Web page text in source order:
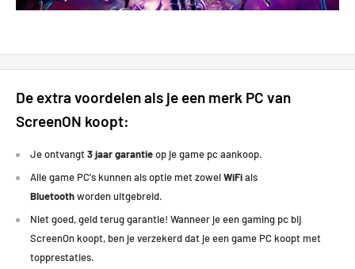
Diablo:70+FPS
Hunt: Showdown:70+ FPS
Lost Ark:130+ FPS
Battlefield 4:150+ FPS
130+ FPS
PUBG: 150+ FPS
Forza Horizon 5:120+ FPS
Deze GamePC met de Nvidia Geforce RTX 3050 is ook uitermate
geschikt op Medium Settings (Medium - 1080p) en behaald daarop
De extra voordelen als je een merk PC van
ScreenON koopt:
Je ontvangt3 jaar garantieop je game pc aankoop.
Alle game PC's kunnen als optie met zowelWiFials
Bluetoothworden uitgebreid.
Niet goed, geld terug garantie! Wanneer je een gaming pc bij
ScreenOn koopt, ben je verzekerd dat je een game PC koopt met
topprestaties.